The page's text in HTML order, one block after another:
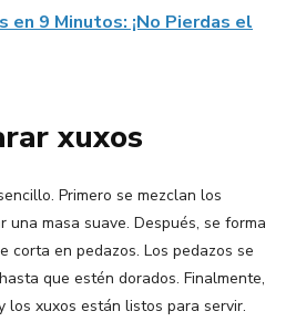
en 9 Minutos: ¡No Pierdas el
xuxos
Primero se mezclan los
una masa suave. Después, se forma
corta en pedazos. Los pedazos se
que estén dorados. Finalmente,
los xuxos están listos para servir.